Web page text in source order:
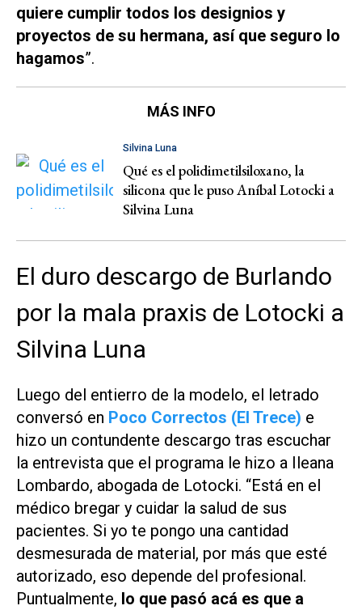
quiere cumplir todos los designios y
proyectos de su hermana, así que seguro lo
hagamos”.
MÁS INFO
Silvina Luna
Qué es el polidimetilsiloxano, la
silicona que le puso Aníbal Lotocki a
Silvina Luna
El duro descargo de Burlando
por la mala praxis de Lotocki a
Silvina Luna
Luego del entierro de la modelo, el letrado
conversó en Poco Correctos (El Trece) e
hizo un contundente descargo tras escuchar
la entrevista que el programa le hizo a Ileana
Lombardo, abogada de Lotocki. “Está en el
médico bregar y cuidar la salud de sus
pacientes. Si yo te pongo una cantidad
desmesurada de material, por más que esté
autorizado, eso depende del profesional.
Puntualmente, lo que pasó acá es que a